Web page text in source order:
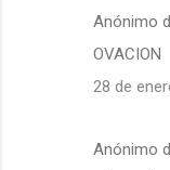
Anónimo
OVACION
28 de
Anónimo